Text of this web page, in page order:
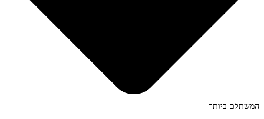
המשתלם ביותר